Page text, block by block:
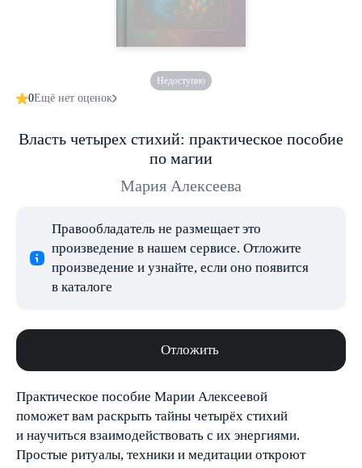
Недоступно
0Ещё нет оценок
Власть четырех стихий: практическое пособие
по магии
Мария Алексеева
Правообладатель не размещает это
произведение в нашем сервисе. Отложите
произведение и узнайте, если оно появится
в каталоге
Отложить
Практическое пособие Марии Алексеевой
поможет вам раскрыть тайны четырёх стихий
и научиться взаимодействовать с их энергиями.
Простые ритуалы, техники и медитации откроют